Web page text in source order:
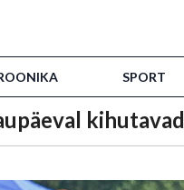
SPORT